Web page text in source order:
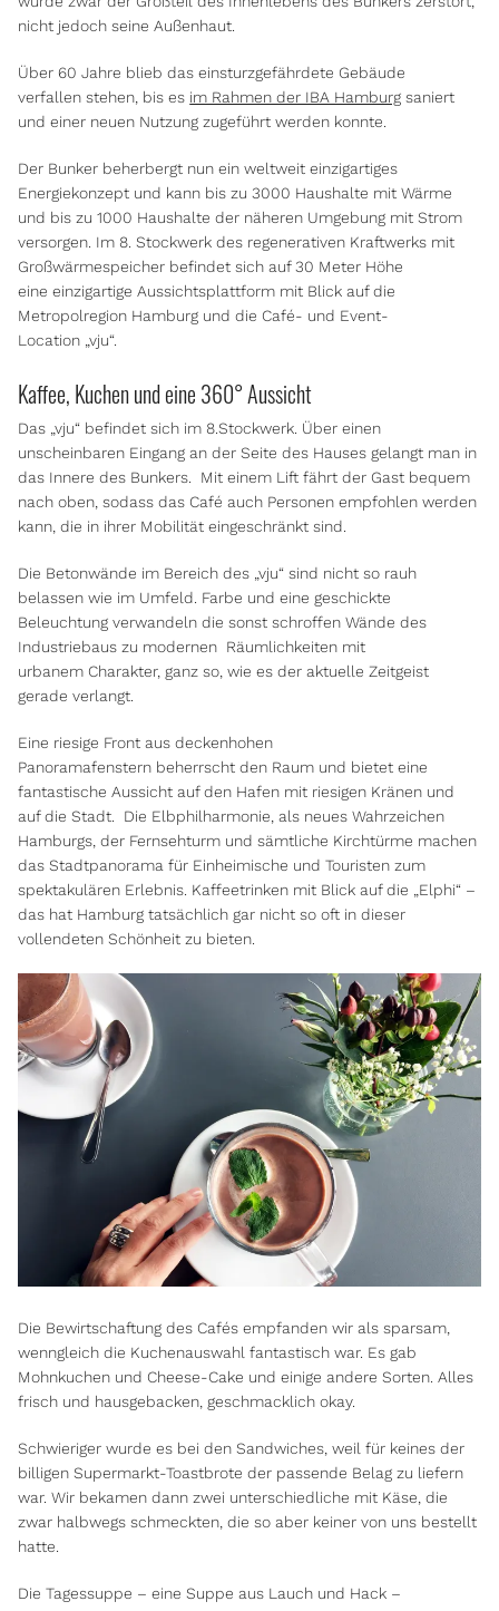
nicht jedoch seine Außenhaut.
Über 60 Jahre blieb das einsturzgefährdete Gebäude
verfallen stehen, bis es im Rahmen der IBA Hamburg saniert
und einer neuen Nutzung zugeführt werden konnte.
Der Bunker beherbergt nun ein weltweit einzigartiges
Energiekonzept und kann bis zu 3000 Haushalte mit Wärme
und bis zu 1000 Haushalte der näheren Umgebung mit Strom
versorgen. Im 8. Stockwerk des regenerativen Kraftwerks mit
Großwärmespeicher befindet sich auf 30 Meter Höhe
eine einzigartige Aussichtsplattform mit Blick auf die
Metropolregion Hamburg und die Café- und Event-
Location „vju“.
Kaffee, Kuchen und eine 360° Aussicht
Das „vju“ befindet sich im 8.Stockwerk. Über einen
unscheinbaren Eingang an der Seite des Hauses gelangt man in
das Innere des Bunkers. Mit einem Lift fährt der Gast bequem
nach oben, sodass das Café auch Personen empfohlen werden
kann, die in ihrer Mobilität eingeschränkt sind.
Die Betonwände im Bereich des „vju“ sind nicht so rauh
belassen wie im Umfeld. Farbe und eine geschickte
Beleuchtung verwandeln die sonst schroffen Wände des
Industriebaus zu modernen Räumlichkeiten mit
urbanem Charakter, ganz so, wie es der aktuelle Zeitgeist
gerade verlangt.
Eine riesige Front aus deckenhohen
Panoramafenstern beherrscht den Raum und bietet eine
fantastische Aussicht auf den Hafen mit riesigen Kränen und
auf die Stadt. Die Elbphilharmonie, als neues Wahrzeichen
Hamburgs, der Fernsehturm und sämtliche Kirchtürme machen
das Stadtpanorama für Einheimische und Touristen zum
spektakulären Erlebnis. Kaffeetrinken mit Blick auf die „Elphi“ –
das hat Hamburg tatsächlich gar nicht so oft in dieser
vollendeten Schönheit zu bieten.
Die Bewirtschaftung des Cafés empfanden wir als sparsam,
wenngleich die Kuchenauswahl fantastisch war. Es gab
Mohnkuchen und Cheese-Cake und einige andere Sorten. Alles
frisch und hausgebacken, geschmacklich okay.
Schwieriger wurde es bei den Sandwiches, weil für keines der
billigen Supermarkt-Toastbrote der passende Belag zu liefern
war. Wir bekamen dann zwei unterschiedliche mit Käse, die
zwar halbwegs schmeckten, die so aber keiner von uns bestellt
hatte.
Die Tagessuppe – eine Suppe aus Lauch und Hack –